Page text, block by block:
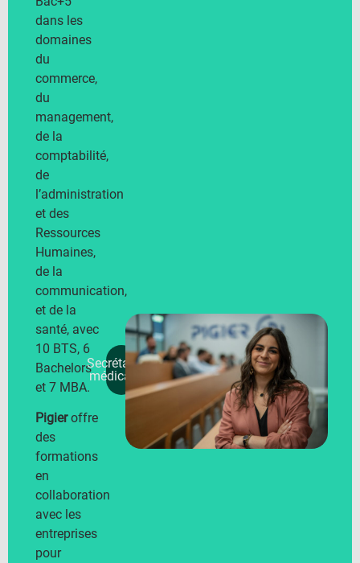
dans les
domaines
du
commerce,
du
management,
de la
comptabilité,
de
l’administration
et des
Ressources
Humaines,
de la
communication,
et de la
santé, avec
10 BTS, 6
Bachelors
et 7 MBA.
Pigieroffre
des
formations
en
collaboration
avec les
entreprises
pour
Secrétaire
médicale